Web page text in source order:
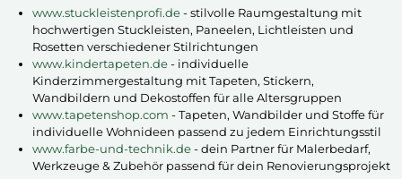
www.stuckleistenprofi.de- stilvolle Raumgestaltung mit
hochwertigen Stuckleisten, Paneelen, Lichtleisten und
Rosetten verschiedener Stilrichtungen
www.kindertapeten.de- individuelle
Kinderzimmergestaltung mit Tapeten, Stickern,
Wandbildern und Dekostoffen für alle Altersgruppen
www.tapetenshop.com - Tapeten, Wandbilder und Stoffe für
individuelle Wohnideen passend zu jedem Einrichtungsstil
www.farbe-und-technik.de- dein Partner für Malerbedarf,
Werkzeuge & Zubehör passend für dein Renovierungsprojekt